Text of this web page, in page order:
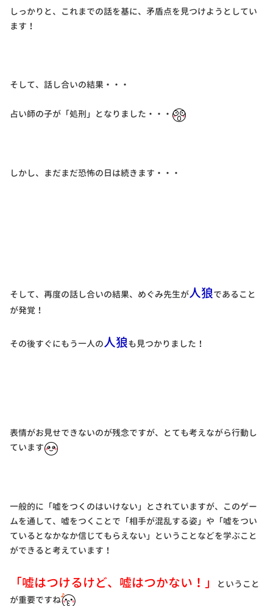
しっかりと、これまでの話を基に、矛盾点を見つけようとしてい
ます！
そして、話し合いの結果・・・
占い師の子が「処刑」となりました・・・
しかし、まだまだ恐怖の日は続きます・・・
そして、再度の話し合いの結果、めぐみ先生が人狼であること
が発覚！
その後すぐにもう一人の人狼も見つかりました！
表情がお見せできないのが残念ですが、とても考えながら行動し
ています
一般的に「嘘をつくのはいけない」とされていますが、このゲー
ムを通して、嘘をつくことで「相手が混乱する姿」や「嘘をつい
ているとなかなか信じてもらえない」ということなどを学ぶこと
ができると考えています！
「嘘はつけるけど、嘘はつかない！」
ということ
が重要ですね